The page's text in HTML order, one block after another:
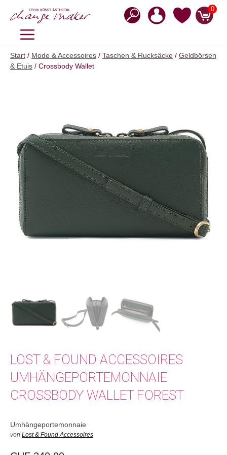
Inhalt
0
MENÜ
Start / Mode & Accessoires / Taschen & Rucksäcke / Geldbörsen
& Etuis / Crossbody Wallet
LOST & FOUND ACCESSOIRES
UMHÄNGEPORTEMONNAIE
CROSSBODY WALLET FOREST
Umhängeportemonnaie
von Lost & Found Accessoires